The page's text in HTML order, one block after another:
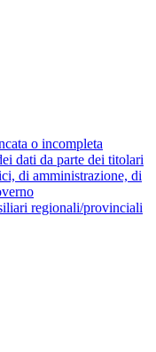
o incompleta
dati da parte dei titolari
di amministrazione, di
regionali/provinciali